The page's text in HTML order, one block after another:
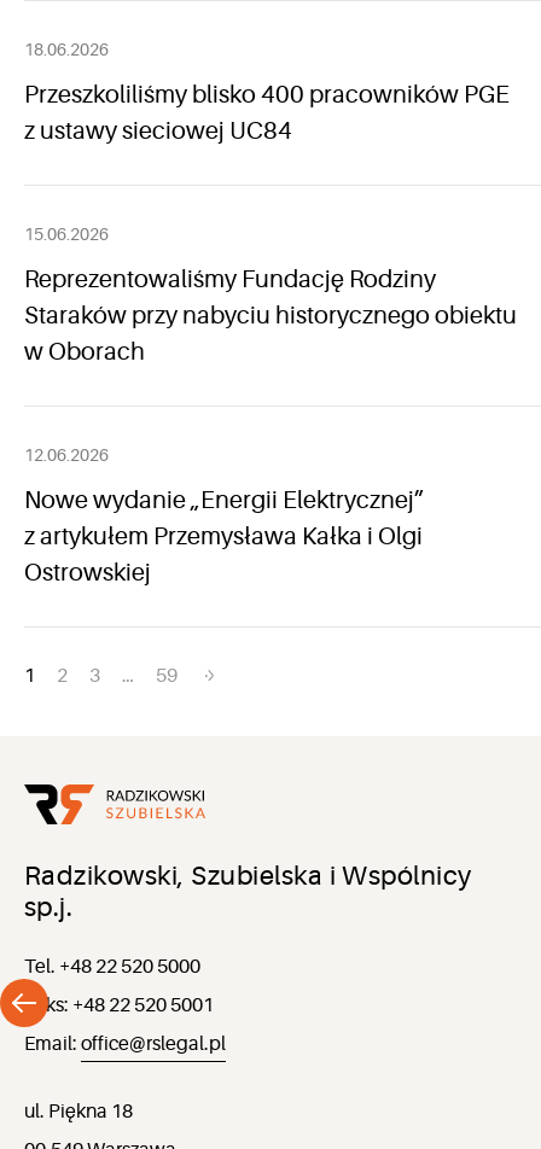
18.06.2026
Przeszkoliliśmy blisko 400 pracowników PGE
z ustawy sieciowej UC84
15.06.2026
Reprezentowaliśmy Fundację Rodziny
Staraków przy nabyciu historycznego obiektu
w Oborach
12.06.2026
Nowe wydanie „Energii Elektrycznej”
z artykułem Przemysława Kałka i Olgi
Ostrowskiej
Nawigacja
1 2 3 … 59
Radzikowski, Szubielska i Wspólnicy
sp.j.
Tel. +48 22 520 5000
Faks: +48 22 520 5001
Email: office@rslegal.pl
ul. Piękna 18